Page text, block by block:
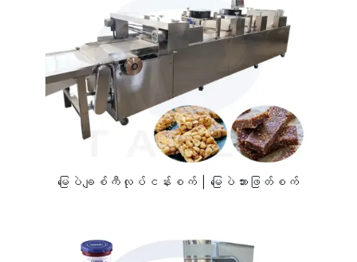
မြေပဲချစ်ကီလုပ်ငန်းစက် | မြေပဲဘားဖြတ်စက်